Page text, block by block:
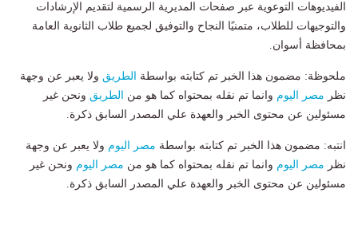
الفيديوهات التوعوية عبر صفحات المديرية الرسمية لتقديم الإرشادات
والتوجيهات للطلاب، متمنيًا النجاح والتوفيق لجميع طلاب الثانوية العامة
بمحافظة أسوان.
ملحوظة: مضمون هذا الخبر تم كتابته بواسطة الطريق ولا يعبر عن وجهة
نظر مصر اليوم وانما تم نقله بمحتواه كما هو من الطريق ونحن غير
مسئولين عن محتوى الخبر والعهدة علي المصدر السابق ذكرة.
انتبه: مضمون هذا الخبر تم كتابته بواسطة مصر اليوم ولا يعبر عن وجهة
نظر مصر اليوم وانما تم نقله بمحتواه كما هو من مصر اليوم ونحن غير
مسئولين عن محتوى الخبر والعهدة علي المصدر السابق ذكرة.